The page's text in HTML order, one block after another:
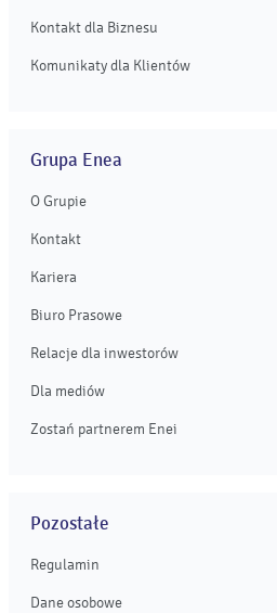
Kontakt dla Biznesu
Komunikaty dla Klientów
Grupa Enea
O Grupie
Kontakt
Kariera
Biuro Prasowe
Relacje dla inwestorów
Dla mediów
Zostań partnerem Enei
Pozostałe
Regulamin
Dane osobowe